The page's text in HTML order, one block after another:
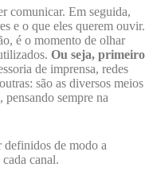
comunicar. Em seguida,
e o que eles querem ouvir.
é o momento de olhar
Ou seja, primeiro
de imprensa, redes
são as diversos meios
pensando sempre na
definidos de modo a
canal.